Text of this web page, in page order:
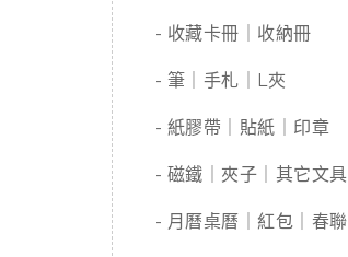
- 收藏卡冊｜收納冊
- 筆｜手札｜L夾
- 紙膠帶｜貼紙｜印章
- 磁鐵｜夾子｜其它文具
- 月曆桌曆｜紅包｜春聯